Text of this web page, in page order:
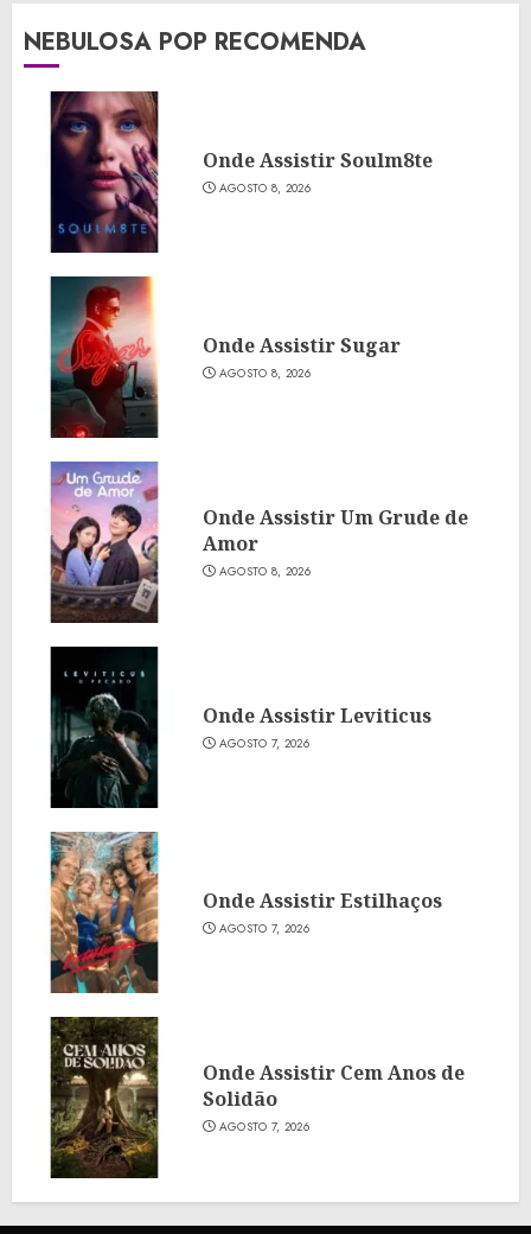
NEBULOSA POP RECOMENDA
Onde Assistir Soulm8te
AGOSTO 8, 2026
Onde Assistir Sugar
AGOSTO 8, 2026
Onde Assistir Um Grude de
Amor
AGOSTO 8, 2026
Onde Assistir Leviticus
AGOSTO 7, 2026
Onde Assistir Estilhaços
AGOSTO 7, 2026
Onde Assistir Cem Anos de
Solidão
AGOSTO 7, 2026